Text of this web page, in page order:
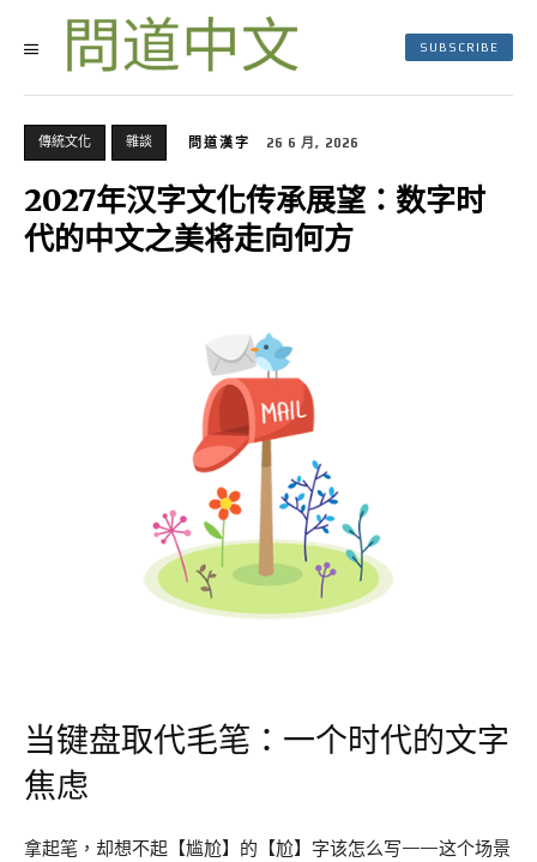
SUBSCRIBE
傳統文化 雜談 問道漢字 26 6 月, 2026
2027年汉字文化传承展望：数字时
代的中文之美将走向何方
当键盘取代毛笔：一个时代的文字
焦虑
拿起笔，却想不起【尴尬】的【尬】字该怎么写——这个场景